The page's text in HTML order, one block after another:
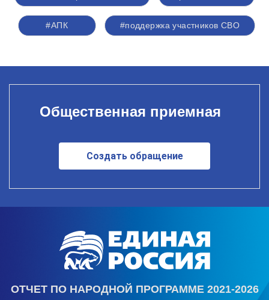
#АПК #поддержка участников СВО
Общественная приемная
Создать обращение
ОТЧЕТ ПО НАРОДНОЙ ПРОГРАММЕ 2021-2026